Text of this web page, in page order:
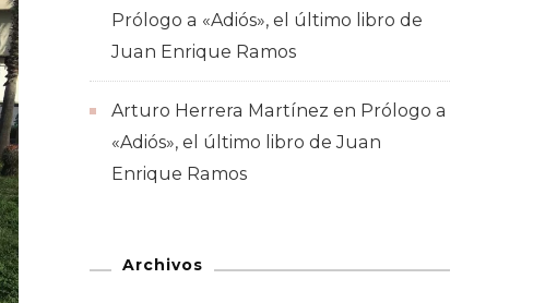
Prólogo a «Adiós», el último libro de
Juan Enrique Ramos
Arturo Herrera Martínez en Prólogo a
«Adiós», el último libro de Juan
Enrique Ramos
Archivos